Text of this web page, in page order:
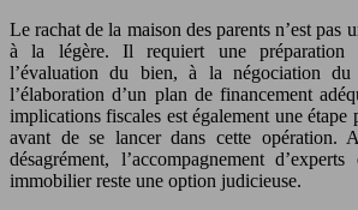
Le rachat de la maison des parents n’est pas
à la légère. Il requiert une préparation
l’évaluation du bien, à la négociation
l’élaboration d’un plan de financement
implications fiscales est également une étape
avant de se lancer dans cette opération.
désagrément, l’accompagnement
immobilier reste une option judicieuse.